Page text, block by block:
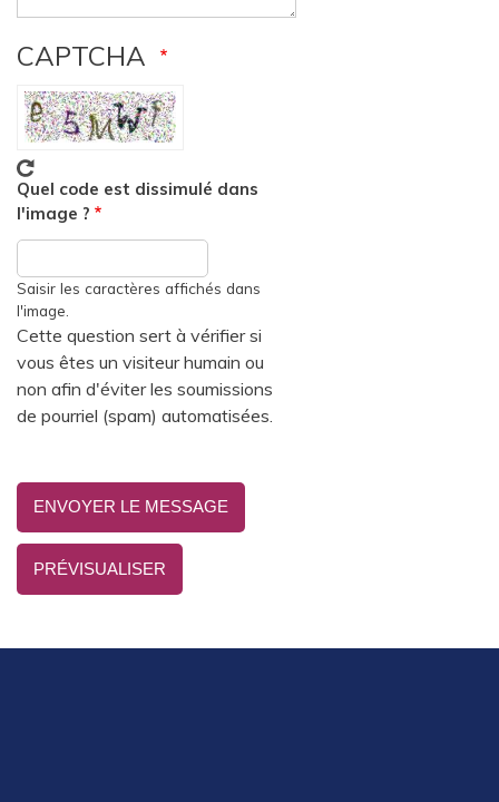
CAPTCHA
Quel code est dissimulé dans
l'image ?
Saisir les caractères affichés dans
l'image.
Cette question sert à vérifier si
vous êtes un visiteur humain ou
non afin d'éviter les soumissions
de pourriel (spam) automatisées.